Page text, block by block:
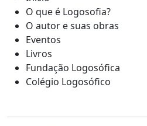
O que é Logosofia?
O autor e suas obras
Eventos
Livros
Fundação Logosófica
Colégio Logosófico